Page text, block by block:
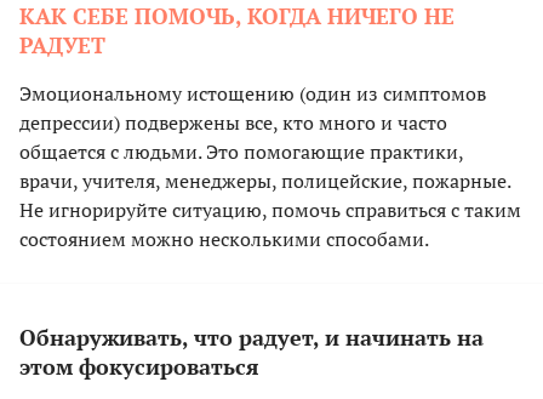
КАК СЕБЕ ПОМОЧЬ, КОГДА НИЧЕГО НЕ
РАДУЕТ
Эмоциональному истощению (один из симптомов
депрессии) подвержены все, кто много и часто
общается с людьми. Это помогающие практики,
врачи, учителя, менеджеры, полицейские, пожарные.
Не игнорируйте ситуацию, помочь справиться с таким
состоянием можно несколькими способами.
Обнаруживать, что радует, и начинать на
этом фокусироваться